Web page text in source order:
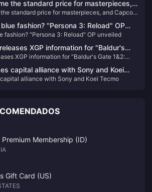
the standard price for masterpieces,
its current game pricing
standard price for masterpieces, and Capcom
fashion? "Persona 3: Reload" OP
fashion? "Persona 3: Reload" OP unveiled
XGP information for "Baldur's
Edition"
XGP information for "Baldur's Gate 1&2:
capital alliance with Sony and Koei
alliance with Sony and Koei Tecmo
Premium Membership (ID)
Gift Card (US)